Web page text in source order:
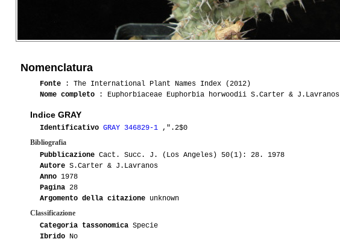
Nomenclatura
Fonte : The International Plant Names Index (2012)
Nome completo : Euphorbiaceae Euphorbia horwoodii S.Carter & J.Lavranos
Indice GRAY
Identificativo GRAY 346829-1 ,".2$0
Bibliografia
Pubblicazione Cact. Succ. J. (Los Angeles) 50(1): 28. 1978
Autore S.Carter & J.Lavranos
Anno 1978
Pagina 28
Argomento della citazione unknown
Classificazione
Categoria tassonomica Specie
Ibrido No